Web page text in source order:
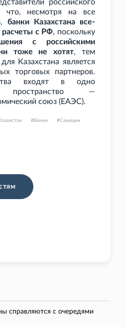
российского
что, несмотря на все
банки Казахстана все-
расчеты с РФ, поскольку
с российскими
тоже не хотят, тем
Казахстана является
торговых партнеров.
входят в одно
пространство —
союз (ЕАЭС).
Казахстан Банки Санкции
справляются с очередями